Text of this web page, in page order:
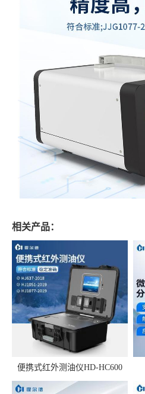
相关产品：
便携式红外测油仪HD-HC600